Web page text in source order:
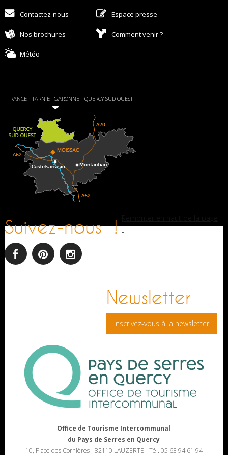
Contactez-nous Espace presse
Nos brochures Comment venir ?
Météo
FRANCE TARN ET GARONNE QUERCY SUD OUEST
Suivez-nous !
Newsletter
Inscrivez-vous à la newsletter
-
Office de Tourisme Intercommunal
du Pays de Serres en Quercy
10, Place des Cornières - 82110 LAUZERTE - Tél. 05 63 94 61 94